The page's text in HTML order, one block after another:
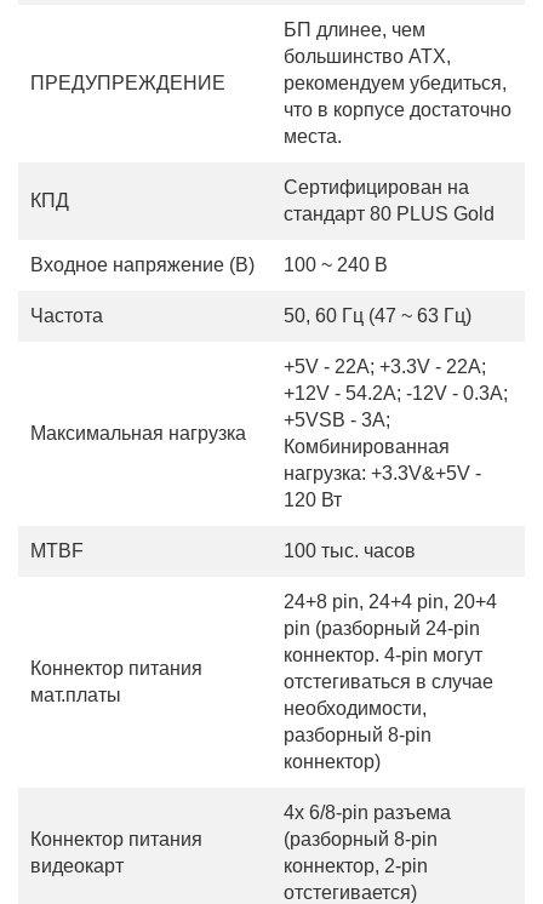
ПРЕДУПРЕЖДЕНИЕ
БП длинее, чем
большинство ATX,
рекомендуем убедиться,
что в корпусе достаточно
места.
КПД
Сертифицирован на
стандарт 80 PLUS Gold
Входное напряжение (В) 100 ~ 240 В
Частота 50, 60 Гц (47 ~ 63 Гц)
Максимальная нагрузка
+5V - 22А; +3.3V - 22А;
+12V - 54.2А; -12V - 0.3А;
+5VSB - 3А;
Комбинированная
нагрузка: +3.3V&+5V -
120 Вт
MTBF 100 тыс. часов
Коннектор питания
мат.платы
24+8 pin, 24+4 pin, 20+4
pin (разборный 24-pin
коннектор. 4-pin могут
отстегиваться в случае
необходимости,
разборный 8-pin
коннектор)
Коннектор питания
видеокарт
4x 6/8-pin разъема
(разборный 8-pin
коннектор, 2-pin
отстегивается)